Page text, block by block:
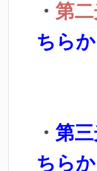
・ 第
ちら
・ 第
ちら